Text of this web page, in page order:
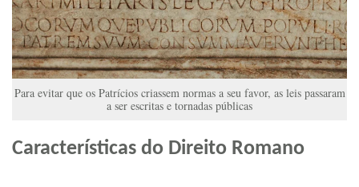
Para evitar que os Patrícios criassem normas a seu favor, as leis passaram
a ser escritas e tornadas públicas
Características do Direito Romano